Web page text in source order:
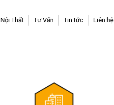
Thất Tư Vấn Tin tức Liên hệ